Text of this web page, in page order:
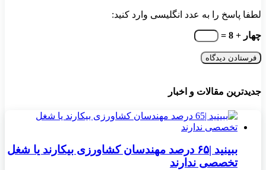
لطفا پاسخ را به عدد انگلیسی وارد کنید:
چهار + 8 =
جدیدترین مقالات و اخبار
ببینید |۶۵ درصد مهندسان کشاورزی بیکارند یا شغل
تخصصی ندارند